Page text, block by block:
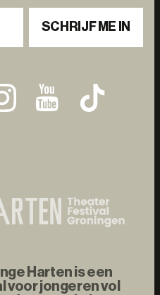
SCHRIJF ME IN
Harten is een
voor jongeren vol